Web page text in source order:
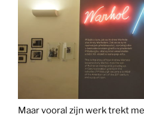
Maar vooral zijn werk trekt